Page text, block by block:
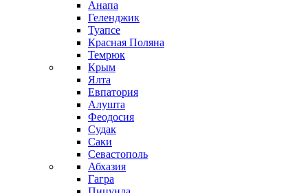
Анапа
Геленджик
Туапсе
Красная Поляна
Темрюк
Крым
Ялта
Евпатория
Алушта
Феодосия
Судак
Саки
Севастополь
Абхазия
Гагра